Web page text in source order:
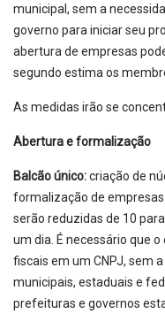
municipal, sem a
governo para iniciar seu
abertura de empresas
segundo estima os
As medidas irão se
Abertura e formalização
Balcão único:criação de
formalização de
serão reduzidas de 10
um dia. É necessário que
fiscais em um CNPJ, sem
municipais, estaduais e
prefeituras e governos